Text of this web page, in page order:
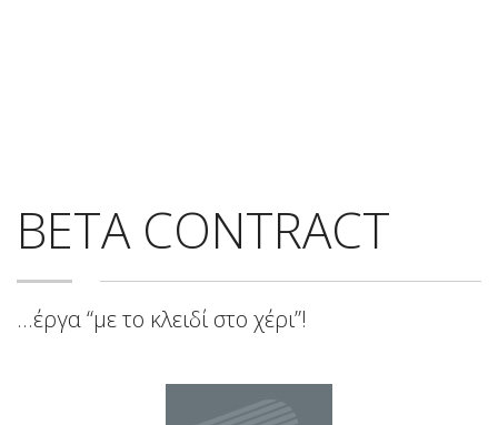
BETA CONTRACT
...έργα “με το κλειδί στο χέρι”!